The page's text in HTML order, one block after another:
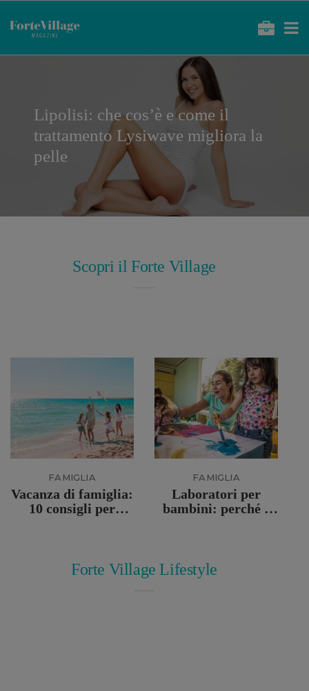
Lipolisi: che cos’è e come il
trattamento Lysiwave migliora la
pelle
Scopri il Forte Village
FAMIGLIA
Vacanza di famiglia:
10 consigli per
FAMIGLIA
Laboratori per
bambini: perché e
Forte Village Lifestyle